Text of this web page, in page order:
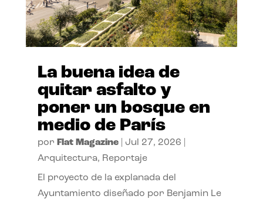
La buena idea de
quitar asfalto y
poner un bosque en
medio de París
por Flat Magazine| Jul 27, 2026
Arquitectura, Reportaje
El proyecto de la explanada del
Ayuntamiento diseñado por Benjamin Le